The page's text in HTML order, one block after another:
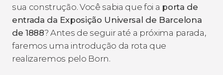
sua construção. Você sabia que foi a porta de
entrada da Exposição Universal de Barcelona
de 1888? Antes de seguir até a próxima parada,
faremos uma introdução da rota que
realizaremos pelo Born.